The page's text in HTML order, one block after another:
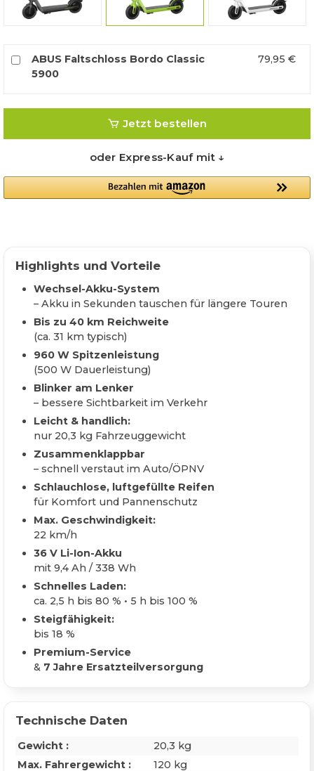
ABUS Faltschloss Bordo Classic
5900
79,95 €
Jetzt bestellen
oder Express-Kauf mit ↓
Technische Daten
Gewicht :
20,3 kg
Max. Fahrergewicht :
120 kg
Highlights und Vorteile
Wechsel-Akku-System
– Akku in Sekunden tauschen für längere Touren
Bis zu 40 km Reichweite
(ca. 31 km typisch)
960 W Spitzenleistung
(500 W Dauerleistung)
Blinker am Lenker
– bessere Sichtbarkeit im Verkehr
Leicht & handlich:
nur 20,3 kg Fahrzeuggewicht
Zusammenklappbar
– schnell verstaut im Auto/ÖPNV
Schlauchlose, luftgefüllte Reifen
für Komfort und Pannenschutz
Max. Geschwindigkeit:
22 km/h
36 V Li-Ion-Akku
mit 9,4 Ah / 338 Wh
Schnelles Laden:
ca. 2,5 h bis 80 % • 5 h bis 100 %
Steigfähigkeit:
bis 18 %
Premium-Service
& 7 Jahre Ersatzteilversorgung